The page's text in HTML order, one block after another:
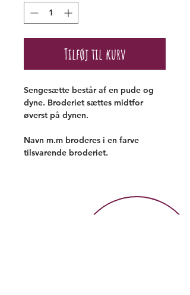
Tilføj til kurv
Sengesætte består af en pude og
dyne. Broderiet sættes midtfor
øverst på dynen.
Navn m.m broderes i en farve
tilsvarende broderiet.